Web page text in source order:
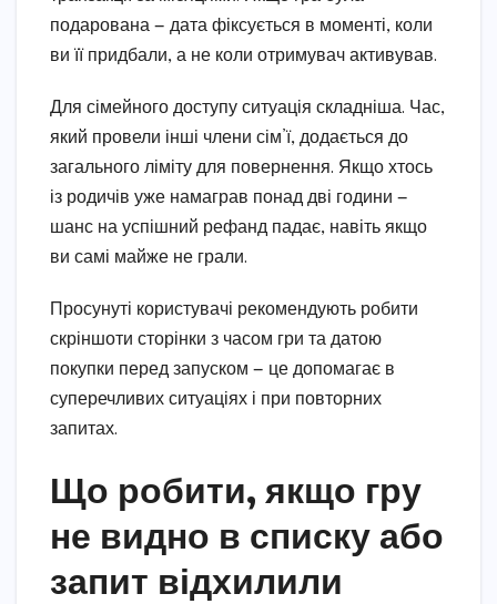
подарована — дата фіксується в моменті, коли
ви її придбали, а не коли отримувач активував.
Для сімейного доступу ситуація складніша. Час,
який провели інші члени сім’ї, додається до
загального ліміту для повернення. Якщо хтось
із родичів уже намаграв понад дві години —
шанс на успішний рефанд падає, навіть якщо
ви самі майже не грали.
Просунуті користувачі рекомендують робити
скріншоти сторінки з часом гри та датою
покупки перед запуском — це допомагає в
суперечливих ситуаціях і при повторних
запитах.
Що робити, якщо гру
не видно в списку або
запит відхилили